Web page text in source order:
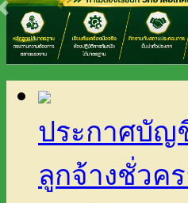
ประกาศบัญ
ลูกจ้างชั่วค